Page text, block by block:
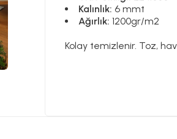
Kalınlık: 6 mmt
Ağırlık:1200gr/m2
Kolay temizlenir. Toz,